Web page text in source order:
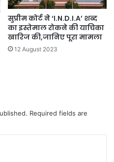
सुप्रीम कोर्ट ने ‘I.N.D.I.A’ शब्द
का इस्तेमाल रोकने की याचिका
खारिज की,जानिए पूरा मामला
12 August 2023
Required fields are